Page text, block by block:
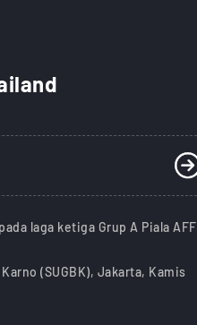
laga ketiga Grup A Piala AFF
(SUGBK), Jakarta, Kamis